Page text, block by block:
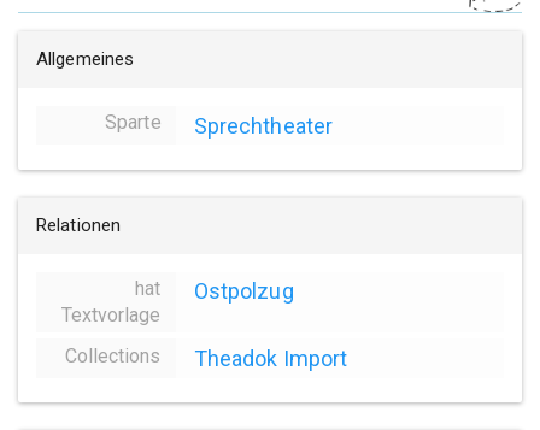
Allgemeines
Sparte Sprechtheater
Relationen
hat
Textvorlage
Ostpolzug
Collections Theadok Import